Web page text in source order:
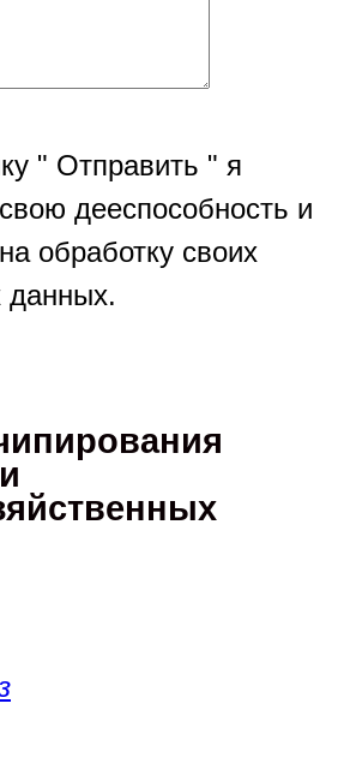
" Отправить " я
дееспособность и
обработку своих
данных.